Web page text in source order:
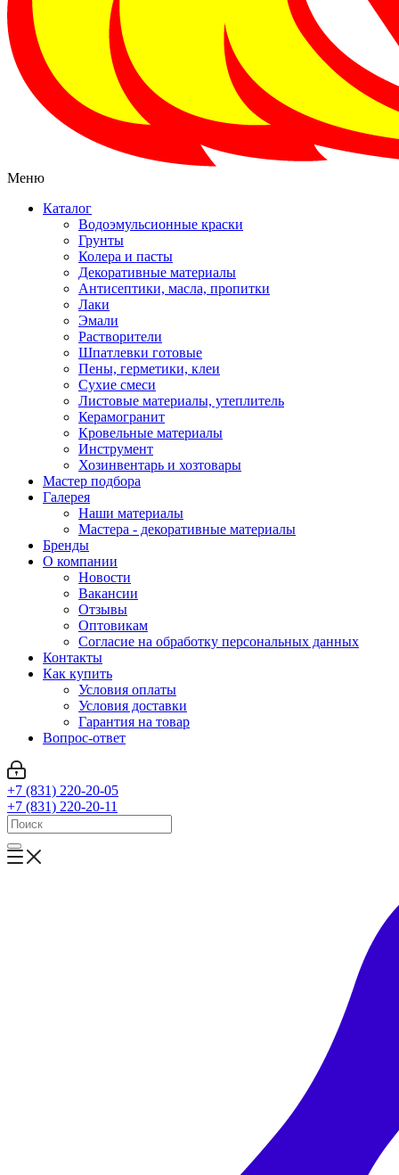
Меню
Каталог
Водоэмульсионные краски
Грунты
Колера и пасты
Декоративные материалы
Антисептики, масла, пропитки
Лаки
Эмали
Растворители
Шпатлевки готовые
Пены, герметики, клеи
Сухие смеси
Листовые материалы, утеплитель
Керамогранит
Кровельные материалы
Инструмент
Хозинвентарь и хозтовары
Мастер подбора
Галерея
Наши материалы
Мастера - декоративные материалы
Бренды
О компании
Новости
Вакансии
Отзывы
Оптовикам
Cогласие на обработку персональных данных
Контакты
Как купить
Условия оплаты
Условия доставки
Гарантия на товар
Вопрос-ответ
+7 (831) 220-20-05
+7 (831) 220-20-11